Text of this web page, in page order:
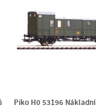
Piko H0 53196